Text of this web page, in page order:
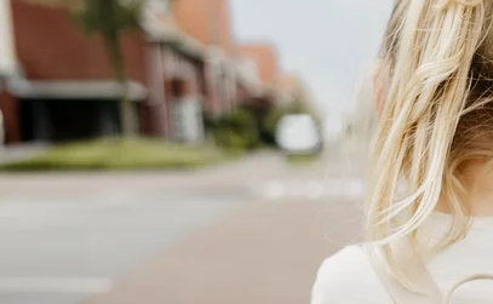
Lahjamme inspiroivat. Asiakkaiden arvosana on 4,8
Ilmainen tervehdyskortti
Tilaa tänään – personoitu lahja valmistuu ja lähtee